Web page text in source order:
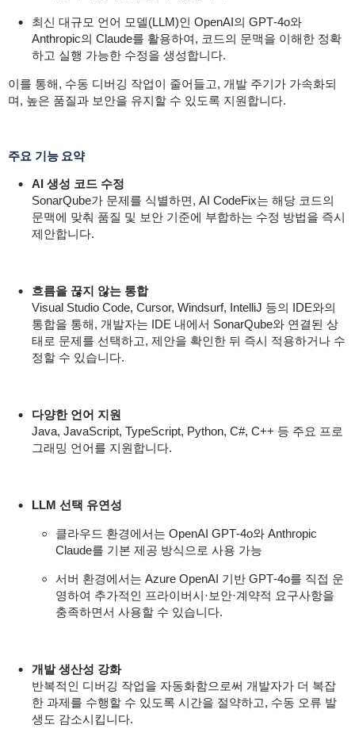
최신 대규모 언어 모델(LLM)인 OpenAI의 GPT‑4o와
Anthropic의 Claude를 활용하여, 코드의 문맥을 이해한 정확
하고 실행 가능한 수정을 생성합니다.
이를 통해, 수동 디버깅 작업이 줄어들고, 개발 주기가 가속화되
며, 높은 품질과 보안을 유지할 수 있도록 지원합니다.
주요 기능 요약
AI 생성 코드 수정
SonarQube가 문제를 식별하면, AI CodeFix는 해당 코드의
문맥에 맞춰 품질 및 보안 기준에 부합하는 수정 방법을 즉시
제안합니다.
흐름을 끊지 않는 통합
Visual Studio Code, Cursor, Windsurf, IntelliJ 등의 IDE와의
통합을 통해, 개발자는 IDE 내에서 SonarQube와 연결된 상
태로 문제를 선택하고, 제안을 확인한 뒤 즉시 적용하거나 수
정할 수 있습니다.
다양한 언어 지원
Java, JavaScript, TypeScript, Python, C#, C++ 등 주요 프로
그래밍 언어를 지원합니다.
LLM 선택 유연성
클라우드 환경에서는 OpenAI GPT‑4o와 Anthropic
Claude를 기본 제공 방식으로 사용 가능
서버 환경에서는 Azure OpenAI 기반 GPT‑4o를 직접 운
영하여 추가적인 프라이버시·보안·계약적 요구사항을
충족하면서 사용할 수 있습니다.
개발 생산성 강화
반복적인 디버깅 작업을 자동화함으로써 개발자가 더 복잡
한 과제를 수행할 수 있도록 시간을 절약하고, 수동 오류 발
생도 감소시킵니다.